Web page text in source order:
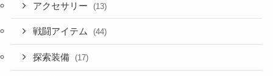
アクセサリー (13)
戦闘アイテム (44)
探索装備 (17)